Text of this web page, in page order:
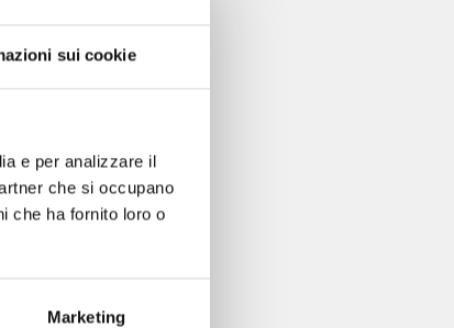
sui cookie
e per analizzare il
che si occupano
che ha fornito loro o
Marketing